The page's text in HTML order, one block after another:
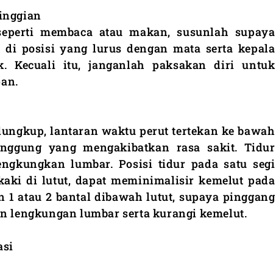
membaca atau makan, susunlah supaya
posisi yang lurus dengan mata serta kepala
Kecuali itu, janganlah paksakan diri untuk
lantaran waktu perut tertekan ke bawah
yang mengakibatkan rasa sakit. Tidur
lumbar. Posisi tidur pada satu segi
di lutut, dapat meminimalisir kemelut pada
1 atau 2 bantal dibawah lutut, supaya pinggang
lengkungan lumbar serta kurangi kemelut.